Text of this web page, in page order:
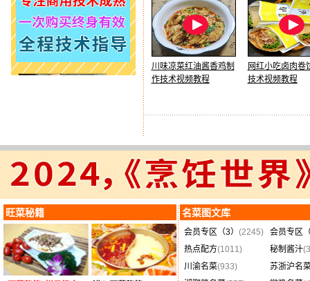
川味凉菜红油酱香鸡制
作技术视频教程
网红小吃卤肉卷
技术视频教程
旺菜秘籍 名菜图文库
会员专区（3） (2245)
会员专区
热点配方(1011) 秘制酱汁
川渝名菜(933)
苏浙沪名